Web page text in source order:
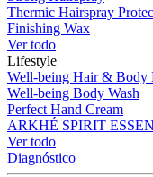
Thermic Hairspray
Finishing Wax
Ver todo
Lifestyle
Well-being Hair & Body
Well-being Body Wash
Perfect Hand Cream
ARKHÉ SPIRIT
Ver todo
Diagnóstico